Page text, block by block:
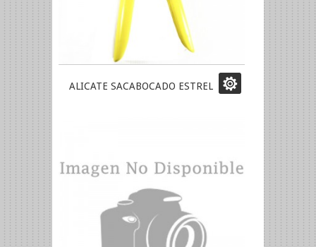
ALICATE SACABOCADO ESTREL